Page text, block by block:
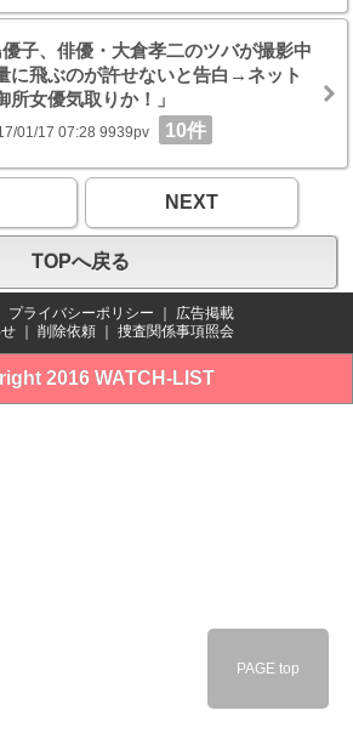
子、俳優・大倉孝二のツバが撮影中
に飛ぶのが許せないと告白→ネット
所女優気取りか！」
01/17 07:28 9939pv 10件
NEXT
TOPへ戻る
プライバシーポリシー
広告掲載
削除依頼 捜査関係事項照会
2016 WATCH-LIST
PAGE top